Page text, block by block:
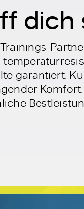
dich
garantiert.